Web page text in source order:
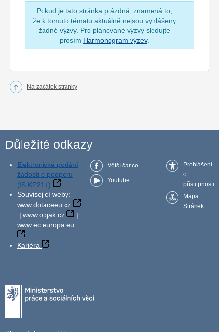
Pokud je tato stránka prázdná, znamená to,
že k tomuto tématu aktuálně nejsou vyhlášeny
žádné výzvy. Pro plánované výzvy sledujte
prosím Harmonogram výzev.
Na začátek stránky
Důležité odkazy
Elektronické podání
žádosti o podporu
(IS KP21+)
Související weby:
www.dotaceeu.cz
| www.opjak.cz
|
www.ec.europa.eu
Kariéra
Větší šance
Youtube
Prohlášení
o
přístupnosti
Mapa
Stránek